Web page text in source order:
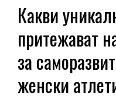
Какви
притежават
за
женски